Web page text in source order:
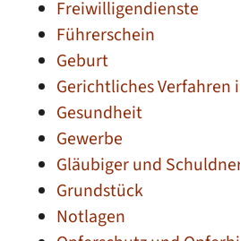
Freiwilligendienste
Führerschein
Geburt
Gerichtliches Verfahren
Gesundheit
Gewerbe
Gläubiger und
Grundstück
Notlagen